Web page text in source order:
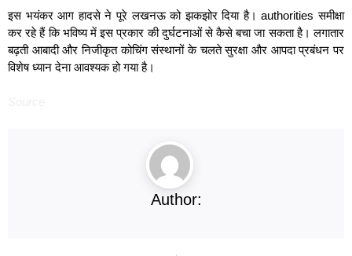
इस भयंकर आग हादसे ने पूरे लखनऊ को झकझोर दिया है। authorities समीक्षा
कर रहे हैं कि भविष्य में इस प्रकार की दुर्घटनाओं से कैसे बचा जा सकता है। लगातार
बढ़ती आबादी और निजीकृत कोचिंग संस्थानों के चलते सुरक्षा और आपदा प्रबंधन पर
विशेष ध्यान देना आवश्यक हो गया है।
Author: